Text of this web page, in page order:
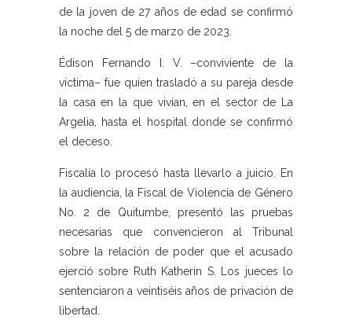
de la joven de 27 años de edad se confirmó
la noche del 5 de marzo de 2023.
Édison Fernando I. V. –conviviente de la
víctima– fue quien trasladó a su pareja desde
la casa en la que vivían, en el sector de La
Argelia, hasta el hospital donde se confirmó
el deceso.
Fiscalía lo procesó hasta llevarlo a juicio. En
la audiencia, la Fiscal de Violencia de Género
No. 2 de Quitumbe, presentó las pruebas
necesarias que convencieron al Tribunal
sobre la relación de poder que el acusado
ejerció sobre Ruth Katherin S. Los jueces lo
sentenciaron a veintiséis años de privación de
libertad.